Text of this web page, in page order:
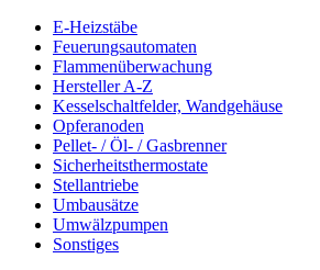
E-Heizstäbe
Feuerungsautomaten
Flammenüberwachung
Hersteller A-Z
Kesselschaltfelder, Wandgehäuse
Opferanoden
Pellet- / Öl- / Gasbrenner
Sicherheitsthermostate
Stellantriebe
Umbausätze
Umwälzpumpen
Sonstiges